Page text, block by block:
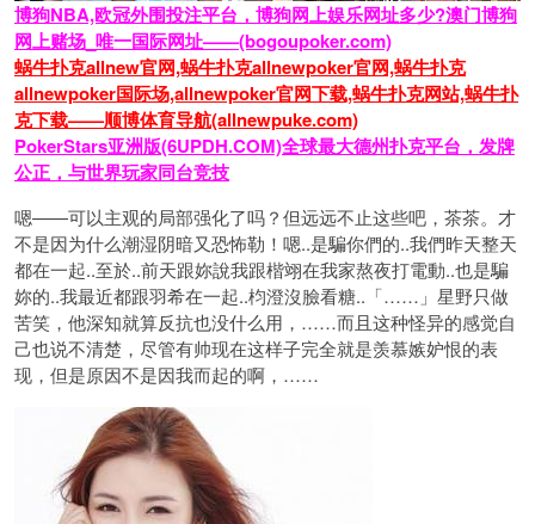
博狗NBA,欧冠外围投注平台，博狗网上娱乐网址多少?澳门博狗
网上赌场_唯一国际网址——(bogoupoker.com)
蜗牛扑克allnew官网,蜗牛扑克allnewpoker官网,蜗牛扑克
allnewpoker国际场,allnewpoker官网下载,蜗牛扑克网站,蜗牛扑
克下载——顺博体育导航(allnewpuke.com)
PokerStars亚洲版(6UPDH.COM)全球最大德州扑克平台，发牌
公正，与世界玩家同台竞技
嗯——可以主观的局部强化了吗？但远远不止这些吧，茶茶。才
不是因为什么潮湿阴暗又恐怖勒！嗯..是騙你們的..我們昨天整天
都在一起..至於..前天跟妳說我跟楷翊在我家熬夜打電動..也是騙
妳的..我最近都跟羽希在一起..枃澄沒臉看糖..「……」星野只做
苦笑，他深知就算反抗也没什么用，……而且这种怪异的感觉自
己也说不清楚，尽管有帅现在这样子完全就是羡慕嫉妒恨的表
现，但是原因不是因我而起的啊，……